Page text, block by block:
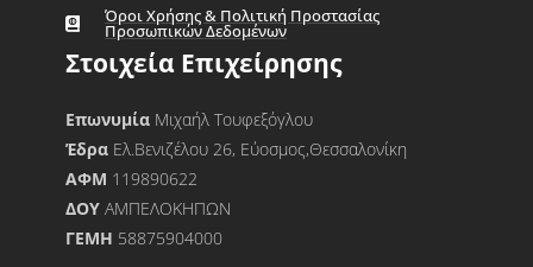
Όροι Χρήσης & Πολιτική Προστασίας
Προσωπικών Δεδομένων
Στοιχεία Επιχείρησης
Επωνυμία Μιχαήλ Τουφεξόγλου
Έδρα Ελ.Βενιζέλου 26, Εύοσμος,Θεσσαλονίκη
ΑΦΜ 119890622
ΔΟΥΑΜΠΕΛΟΚΗΠΩΝ
ΓΕΜΗ 58875904000